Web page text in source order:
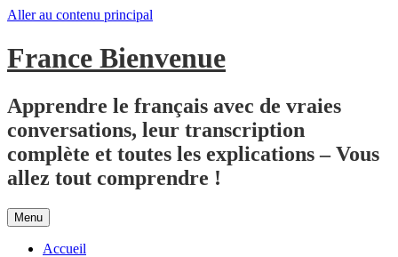
Aller au contenu principal
France Bienvenue
Apprendre le français avec de vraies
conversations, leur transcription
complète et toutes les explications – Vous
allez tout comprendre !
Menu
Accueil